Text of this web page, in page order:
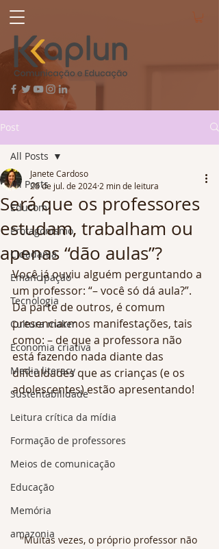
Post
All Posts
Educom
Protagonismo
Cidadania
Emancipação
Tecnologia
Cultura maker
Economia criativa
Media literacy
Sustentabilidade
Leitura crítica da mídia
Formação de professores
Meios de comunicação
Educação
Memória
amazonia
All Posts
Será que os professores
estudam, trabalham ou
apenas “dão aulas”?
Janete Cardoso
28 de jul. de 2024 2 min de leitura
Você já ouviu alguém perguntando a
um professor: “– você só dá aula?”.
Da parte de outros, é comum
presenciarmos manifestações, tais
como: – de que a professora não
está fazendo nada diante das
dificuldades que as crianças (e os
adolescentes) estão apresentando!
"Muitas vezes, o próprio professor não